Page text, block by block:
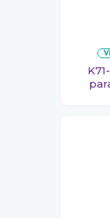
K71-08TC Tampa crimp